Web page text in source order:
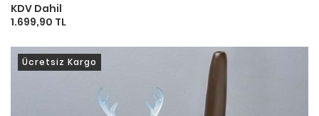
KDV Dahil
1.699,90 TL
Ücretsiz Kargo